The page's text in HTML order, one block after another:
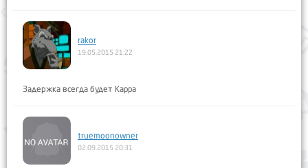
rakor
19.05.2015 21:22
Задержка всегда будет Kappa
truemoonowner
02.09.2015 20:31